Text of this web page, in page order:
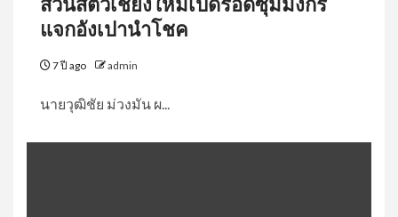
ดำเนินงานด้านสุขภาพจิต
“สมาคมเพื่อผู้บกพร่องทางจิตฯ
ขับเคลื่อนทักษะชีวิต สร้างโอกาส
สวนสัตว์เชียงใหม่เปิดรอดซุ้มมังกร
แจกอังเปานำโชค
7 ปี ago admin
นายวุฒิชัย ม่วงมัน ผ...